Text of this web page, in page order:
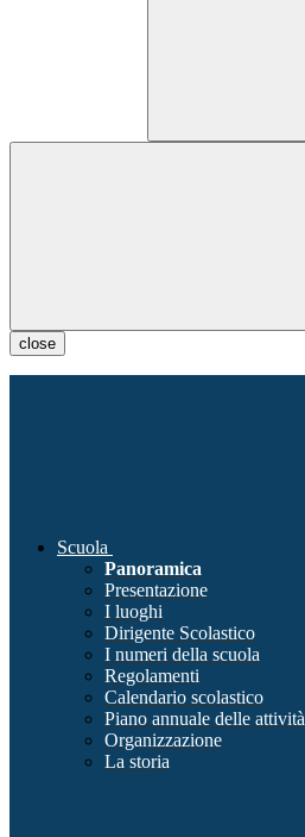
close
Scuola
Panoramica
Presentazione
I luoghi
Dirigente Scolastico
I numeri della scuola
Regolamenti
Calendario scolastico
Piano annuale delle attività
Organizzazione
La storia